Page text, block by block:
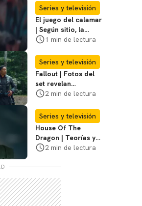
coraje"
Series y televisión
El juego del calamar
| Según sitio, la
versión de David
debería suceder
1 min de lectura
Series y televisión
Fallout | Fotos del
set revelan
escenario
Hermandad del
Acero
2 min de lectura
Series y televisión
House Of The
Dragon | Teorías y
cuándo es el
temporada
2 min de lectura